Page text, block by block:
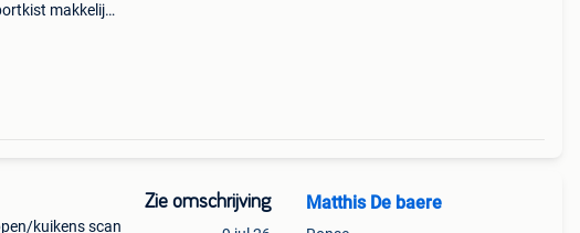
makkelijk
kuikens scan
Zie omschrijving Matthis De baere